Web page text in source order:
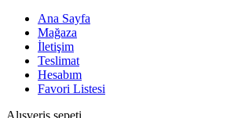
Ana Sayfa
Mağaza
İletişim
Teslimat
Hesabım
Favori Listesi